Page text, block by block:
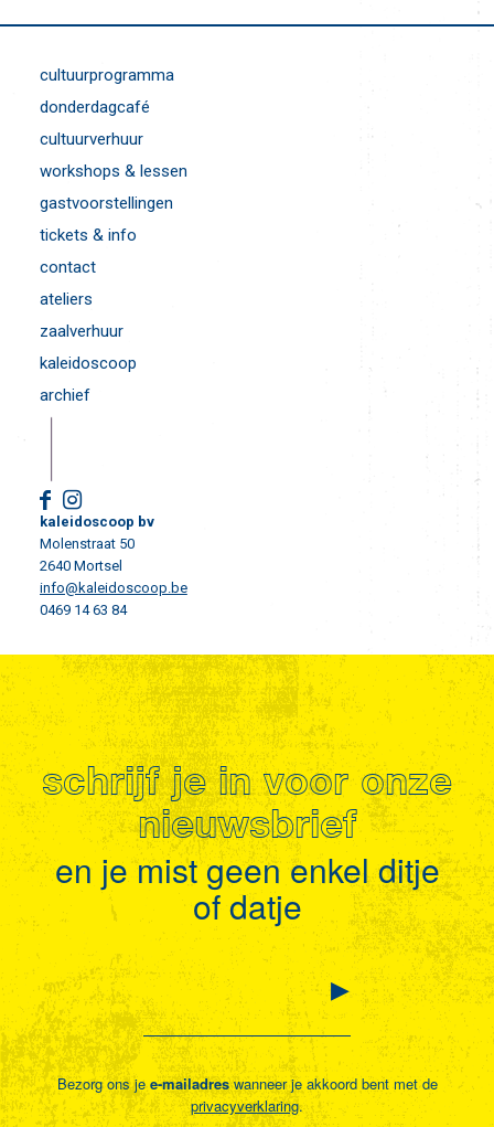
cultuurprogramma
donderdagcafé
cultuurverhuur
workshops & lessen
gastvoorstellingen
tickets & info
contact
ateliers
zaalverhuur
kaleidoscoop
archief
kaleidoscoop bv
Molenstraat 50
2640 Mortsel
info@kaleidoscoop.be
0469 14 63 84
schrijf je in voor onze
nieuwsbrief
en je mist geen enkel ditje
of datje
Bezorg ons je e-mailadreswanneer je akkoord bent met de
privacyverklaring.